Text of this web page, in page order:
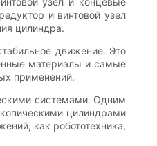
и винтовой узел
цилиндра.
движение. Это
материалы и самые
применений.
системами. Одним
цилиндрами
как робототехника,